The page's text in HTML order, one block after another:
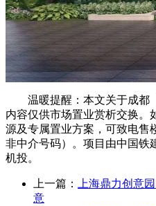
温暖提醒：本文关于成都
内容仅供市场置业赏析交换。
源及专属置业方案，可致电售
非中介号码）。项目由中国铁
机投。
上一篇：
上海鼎力创意
意